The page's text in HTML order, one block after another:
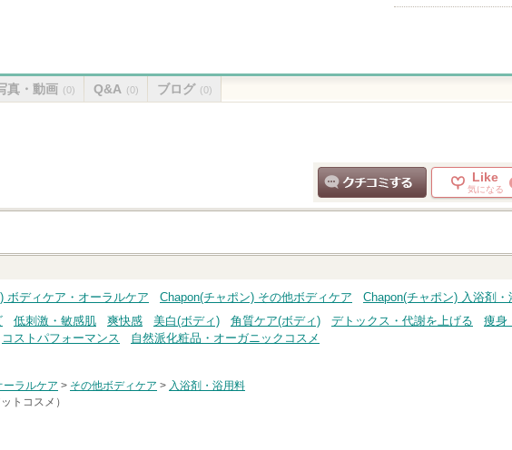
真・動画 (0) Q&A (0) ブログ (0)
クチコミする
Like
気になる
ボディケア・オーラルケア Chapon(チャポン) その他ボディケア
Chapon(チャポン) 入浴剤・
低刺激・敏感肌 爽快感 美白(ボディ) 角質ケア(ボディ) デトックス・代謝を上げる 痩身
コストパフォーマンス 自然派化粧品・オーガニックコスメ
ーラルケア > その他ボディケア > 入浴剤・浴用料
トコスメ）